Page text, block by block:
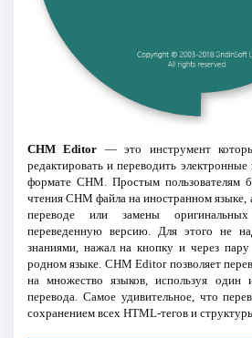
CHM Editor — это инструмент
редактировать и переводить
формате CHM. Простым пользователям
чтения CHM файла на иностранном языке,
переводе или замены
переведенную версию. Для этого не
знаниями, нажал на кнопку и через
родном языке. CHM Editor позволяет
на множество языков, используя один
перевода. Самое удивительное, что
сохранением всех HTML-тегов и